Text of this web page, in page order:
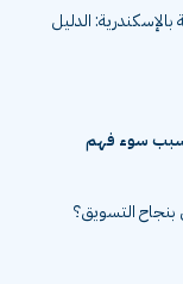
الدليل
بسبب سوء فهم
التسويق؟